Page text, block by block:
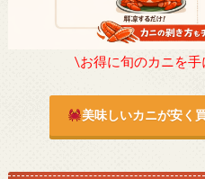
\お得に旬のカニを
美味しいカニが安く